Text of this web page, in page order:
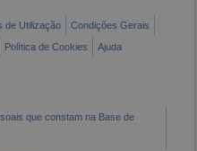
de Utilização
Condições Gerais
Política de Cookies Ajuda
que constam na Base de